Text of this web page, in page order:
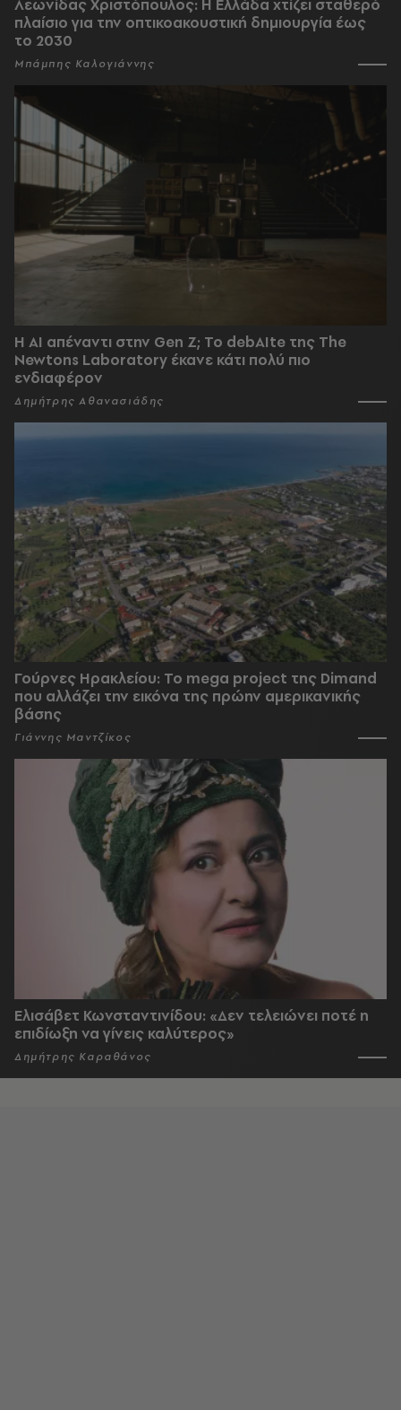
Λεωνίδας Χριστόπουλος: Η Ελλάδα χτίζει σταθερό
πλαίσιο για την οπτικοακουστική δημιουργία έως
το 2030
Μπάμπης Καλογιάννης
Η AI απέναντι στην Gen Z; Το debAIte της The
Newtons Laboratory έκανε κάτι πολύ πιο
ενδιαφέρον
Δημήτρης Αθανασιάδης
Γούρνες Ηρακλείου: To mega project της Dimand
που αλλάζει την εικόνα της πρώην αμερικανικής
βάσης
Γιάννης Μαντζίκος
Ελισάβετ Κωνσταντινίδου: «Δεν τελειώνει ποτέ η
επιδίωξη να γίνεις καλύτερος»
Δημήτρης Καραθάνος